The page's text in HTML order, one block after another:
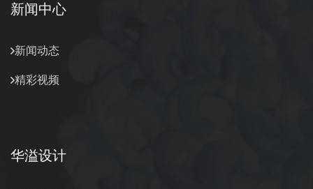
新闻中心
新闻动态
精彩视频
华溢设计